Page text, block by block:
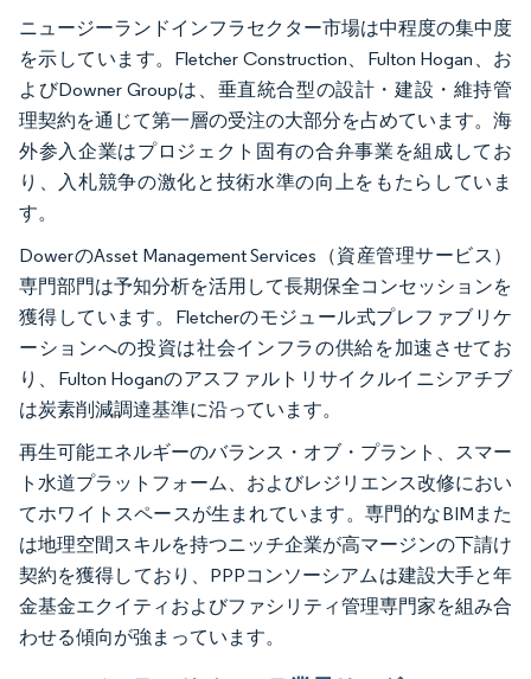
ニュージーランドインフラセクター市場は中程度の集中度
を示しています。Fletcher Construction、Fulton Hogan、お
よびDowner Groupは、垂直統合型の設計・建設・維持管
理契約を通じて第一層の受注の大部分を占めています。海
外参入企業はプロジェクト固有の合弁事業を組成してお
り、入札競争の激化と技術水準の向上をもたらしていま
す。
DowerのAsset Management Services（資産管理サービス）
専門部門は予知分析を活用して長期保全コンセッションを
獲得しています。Fletcherのモジュール式プレファブリケ
ーションへの投資は社会インフラの供給を加速させてお
り、Fulton Hoganのアスファルトリサイクルイニシアチブ
は炭素削減調達基準に沿っています。
再生可能エネルギーのバランス・オブ・プラント、スマー
ト水道プラットフォーム、およびレジリエンス改修におい
てホワイトスペースが生まれています。専門的なBIMまた
は地理空間スキルを持つニッチ企業が高マージンの下請け
契約を獲得しており、PPPコンソーシアムは建設大手と年
金基金エクイティおよびファシリティ管理専門家を組み合
わせる傾向が強まっています。